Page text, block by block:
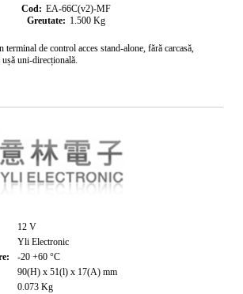
Cod: EA-66C(v2)-MF
Greutate: 1.500 Kg
de control acces stand-alone, fără carcasă,
uni-direcțională.
12 V
Yli Electronic
-20 +60 °C
90(H) x 51(l) x 17(A) mm
0.073 Kg